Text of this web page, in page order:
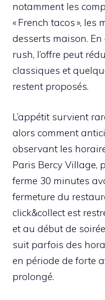
notamment les
« French tacos », les
desserts maison.
rush, l’offre peut
classiques et
restent proposés.
L’appétit survient
alors comment
observant les
Paris Bercy Village,
ferme 30 minutes
fermeture du
click&collect est
et au début de
suit parfois des
en période de forte
prolongé.